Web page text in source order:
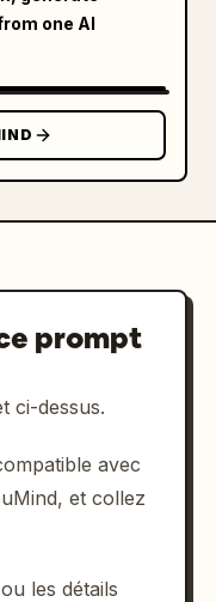
one AI
prompt
ci-dessus.
avec
et collez
les détails